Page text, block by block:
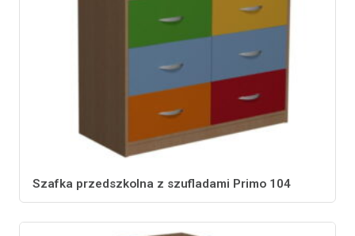
Szafka przedszkolna z szufladami Primo 104